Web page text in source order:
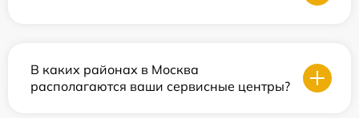
В каких районах в Москва
располагаются ваши сервисные центры?